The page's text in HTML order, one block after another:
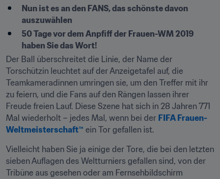
Nun ist es an den FANS, das schönste davon
auszuwählen
50 Tage vor dem Anpfiff der Frauen-WM 2019
haben Sie das Wort!
Der Ball überschreitet die Linie, der Name der
Torschützin leuchtet auf der Anzeigetafel auf, die
Teamkameradinnen umringen sie, um den Treffer mit ihr
zu feiern, und die Fans auf den Rängen lassen ihrer
Freude freien Lauf. Diese Szene hat sich in 28 Jahren 771
Mal wiederholt – jedes Mal, wenn bei der FIFA Frauen-
Weltmeisterschaft™ ein Tor gefallen ist.
Vielleicht haben Sie ja einige der Tore, die bei den letzten
sieben Auflagen des Weltturniers gefallen sind, von der
Tribüne aus gesehen oder am Fernsehbildschirm